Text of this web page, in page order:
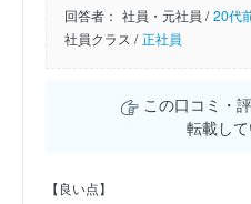
回答者： 社員・元社員 / 20代
社員クラス / 正社員
この口コミ・
転載して
【良い点】